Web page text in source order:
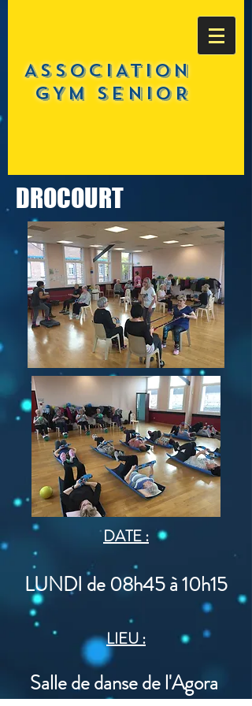
ASSOCIATION
GYM SENIOR
DROCOURT
DATE :
LUNDIde 08h45 à 10h15
LIEU :
Salle de danse de l'Agora